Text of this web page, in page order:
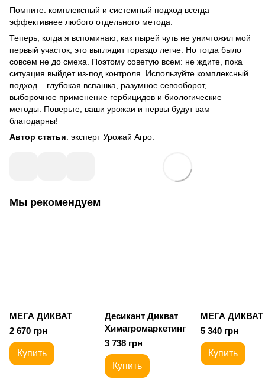
Помните: комплексный и системный подход всегда
эффективнее любого отдельного метода.
Теперь, когда я вспоминаю, как пырей чуть не уничтожил мой
первый участок, это выглядит гораздо легче. Но тогда было
совсем не до смеха. Поэтому советую всем: не ждите, пока
ситуация выйдет из-под контроля. Используйте комплексный
подход – глубокая вспашка, разумное севооборот,
выборочное применение гербицидов и биологические
методы. Поверьте, ваши урожаи и нервы будут вам
благодарны!
Автор статьи: эксперт Урожай Агро.
Мы рекомендуем
МЕГА ДИКВАТ
2 670 грн
Купить
Десикант Дикват
Химагромаркетинг
3 738 грн
Купить
МЕГА ДИКВАТ
5 340 грн
Купить